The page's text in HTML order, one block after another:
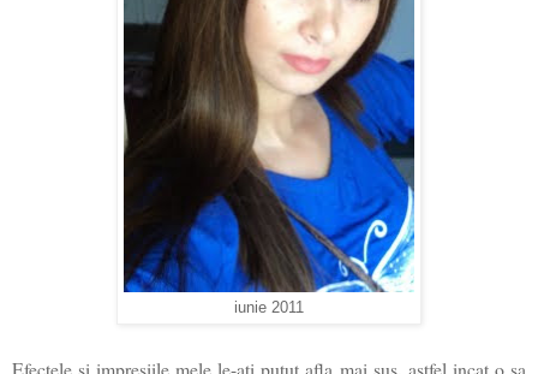
iunie 2011